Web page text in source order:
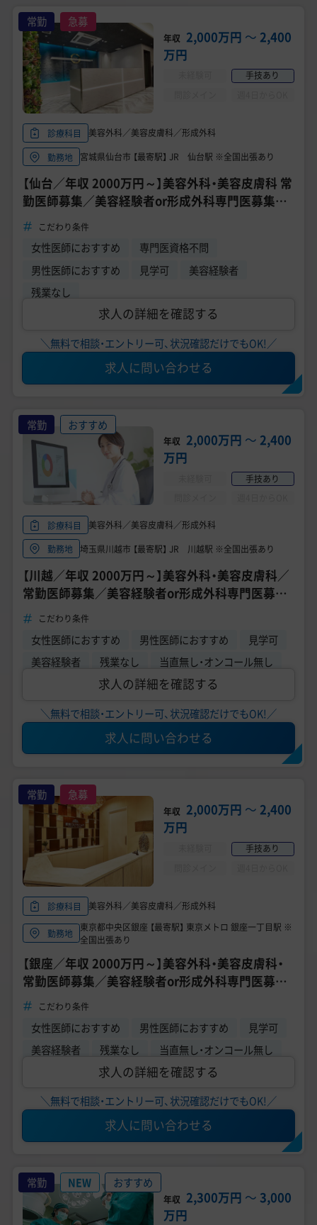
常勤 急募
年収 2,000万円 〜 2,400
万円
手技あり
診療科目
美容外科／美容皮膚科／形成外科
勤務地
宮城県仙台市 【最寄駅】 JR 仙台駅 ※全国出張あり
【仙台／年収 2000万円～】美容外科・美容皮膚科 常
勤医師募集／美容経験者or形成外科専門医募集／
福利厚生充実！《仙台TAクリニック》
こだわり条件
女性医師におすすめ
専門医資格不問
男性医師におすすめ
見学可
美容経験者
残業なし
求人の詳細を確認する
＼無料で相談・エントリー可、状況確認だけでもOK!／
求人に問い合わせる
常勤 おすすめ
年収 2,000万円 〜 2,400
万円
手技あり
診療科目
美容外科／美容皮膚科／形成外科
勤務地
埼玉県川越市 【最寄駅】 JR 川越駅 ※全国出張あり
【川越／年収 2000万円～】美容外科・美容皮膚科／
常勤医師募集／美容経験者or形成外科専門医募集
／高待遇求人《川越TAクリニック》
こだわり条件
女性医師におすすめ 男性医師におすすめ
見学可
美容経験者
残業なし 当直無し・オンコール無し
求人の詳細を確認する
＼無料で相談・エントリー可、状況確認だけでもOK!／
求人に問い合わせる
常勤 急募
年収 2,000万円 〜 2,400
万円
手技あり
診療科目 美容外科／美容皮膚科／形成外科
勤務地
東京都中央区銀座 【最寄駅】 東京メトロ 銀座一丁目駅 ※
全国出張あり
【銀座／年収 2000万円～】美容外科・美容皮膚科・
常勤医師募集／美容経験者or形成外科専門医募集
／出張可能な方《銀座TAクリニック》
こだわり条件
女性医師におすすめ 男性医師におすすめ
見学可
美容経験者
残業なし 当直無し・オンコール無し
求人の詳細を確認する
＼無料で相談・エントリー可、状況確認だけでもOK!／
求人に問い合わせる
常勤 NEW おすすめ
年収 2,300万円 〜 3,000
万円